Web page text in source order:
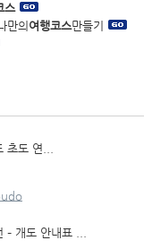
스
만의 여행코스만들기
초도 연...
– 개도 안내표 ...